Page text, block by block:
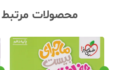
محصولات مرتبط